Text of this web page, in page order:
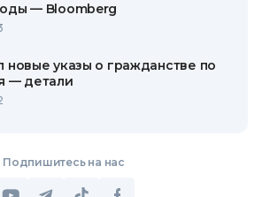
— Bloomberg
новые указы о гражданстве по
— детали
Подпишитесь на нас